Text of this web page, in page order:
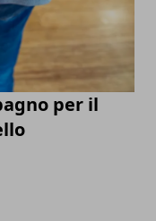
per il